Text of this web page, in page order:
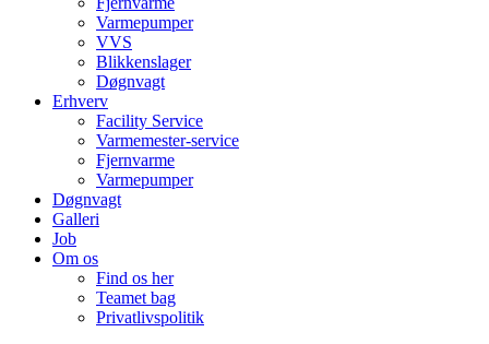
Varmepumper
VVS
Blikkenslager
Døgnvagt
Erhverv
Facility Service
Varmemester-service
Fjernvarme
Varmepumper
Døgnvagt
Galleri
Job
Om os
Find os her
Teamet bag
Privatlivspolitik